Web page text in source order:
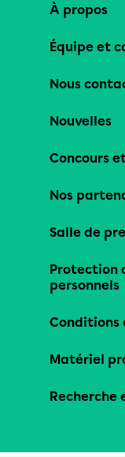
À propos
Équipe et
Nous
Nouvelles
Concours
Nos
Salle de
Protection
personnels
Conditions
Matériel
Recherche